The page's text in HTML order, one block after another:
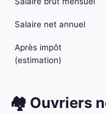
Salaire net annuel
Après impôt
(estimation)
🏘️ Ouvriers